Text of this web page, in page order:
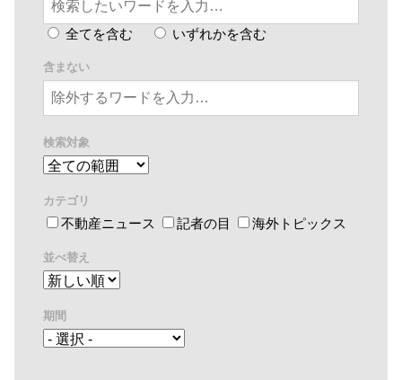
全てを含む いずれかを含む
含まない
検索対象
カテゴリ
不動産ニュース 記者の目 海外トピックス
並べ替え
期間